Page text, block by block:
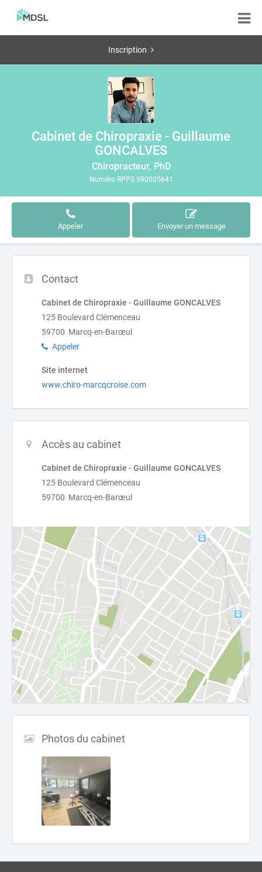
Inscription
Cabinet de Chiropraxie - Guillaume
GONCALVES
Chiropracteur, PhD
Numéro RPPS 590005641
Appeler Envoyer un message
Contact
Cabinet de Chiropraxie - Guillaume GONCALVES
125 Boulevard Clémenceau
59700 Marcq-en-Barœul
Appeler
Site internet
www.chiro-marcqcroise.com
Accès au cabinet
Cabinet de Chiropraxie - Guillaume GONCALVES
125 Boulevard Clémenceau
59700 Marcq-en-Barœul
Photos du cabinet